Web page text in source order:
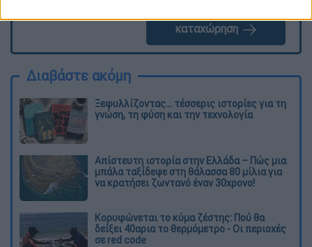
καταχώρηση
Διαβάστε ακόμη
Ξεφυλλίζοντας... τέσσερις ιστορίες για τη
γνώση, τη φύση και την τεχνολογία
Απίστευτη ιστορία στην Ελλάδα – Πώς μια
μπάλα ταξίδεψε στη θάλασσα 80 μίλια για
να κρατήσει ζωντανό έναν 30χρονο!
Κορυφώνεται το κύμα ζέστης: Πού θα
δείξει 40αρια το θερμόμετρο - Οι περιοχές
σε red code